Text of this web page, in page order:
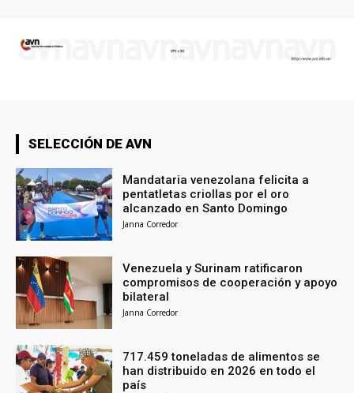
SELECCIÓN DE AVN
Mandataria venezolana felicita a
pentatletas criollas por el oro
alcanzado en Santo Domingo
Janna Corredor
Venezuela y Surinam ratificaron
compromisos de cooperación y apoyo
bilateral
Janna Corredor
717.459 toneladas de alimentos se
han distribuido en 2026 en todo el
país